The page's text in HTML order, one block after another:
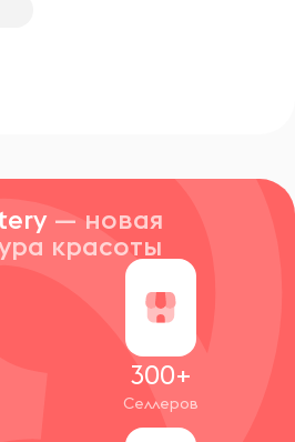
— новая
красоты
300+
Селлеров